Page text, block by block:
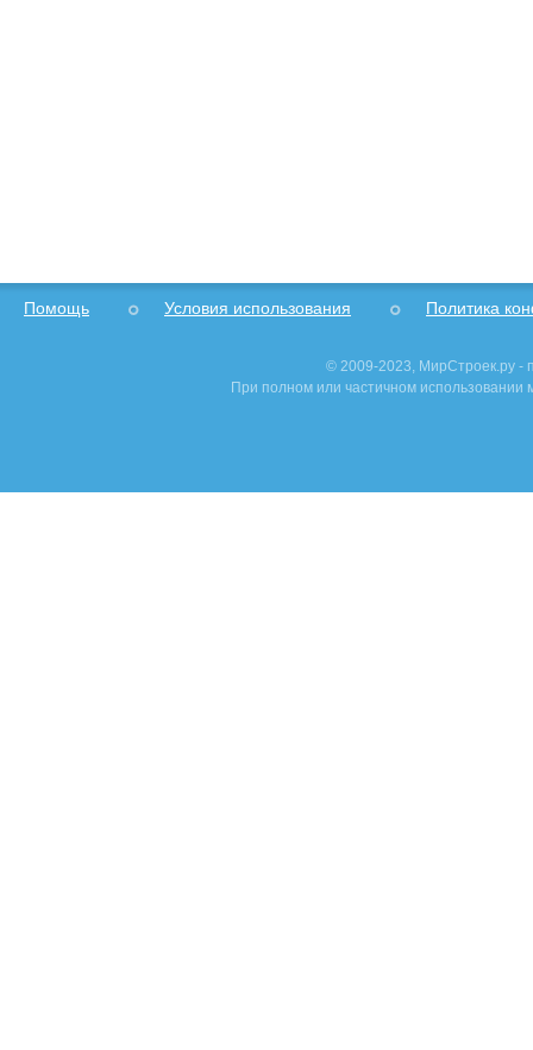
Помощь Условия использования Политика
© 2009-2023, МирСтроек.ру -
При полном или частичном использовании